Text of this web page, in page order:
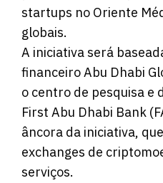
startups no Oriente
globais.
A iniciativa será
financeiro Abu Dhabi
o centro de pesquisa e
First Abu Dhabi Bank
âncora da iniciativa,
exchanges de
serviços.